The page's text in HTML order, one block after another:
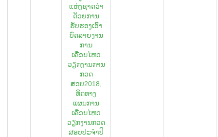
ແຫ່ງຊາດວ່າ
ດ້ວຍການ
ຮັບຮອງເອົາ
ບົດລາຍງານ
ການ
ເຄື່ອນໄຫວ
ວຽກງານການ
ກວດ
ສອບ2018,
ທິດທາງ
ແຜນການ
ເຄື່ອນໄຫວ
ວຽກງານກວດ
ສອບປະຈຳປີ